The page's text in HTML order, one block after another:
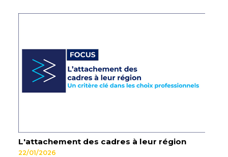
L'attachement des cadres à leur région
22/01/2026